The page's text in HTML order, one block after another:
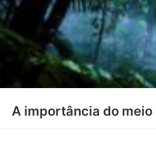
A importância do